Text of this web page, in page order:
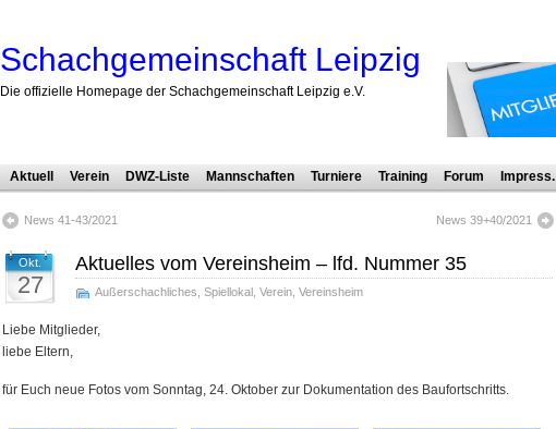
Schachgemeinschaft Leipzig
Die offizielle Homepage der Schachgemeinschaft Leipzig e.V.
Aktuell Verein DWZ-Liste Mannschaften Turniere Training Forum Impress.
News 41-43/2021 News 39+40/2021
Okt.
27
Aktuelles vom Vereinsheim – lfd. Nummer 35
Außerschachliches Spiellokal Verein Vereinsheim
Liebe Mitglieder,
liebe Eltern,
für Euch neue Fotos vom Sonntag, 24. Oktober zur Dokumentation des Baufortschritts.